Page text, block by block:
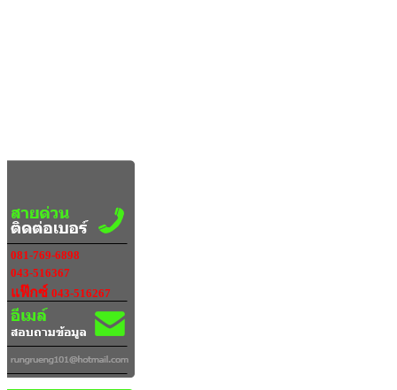
081-769-6898
043-516367
แฟ๊กซ์ 043-516267